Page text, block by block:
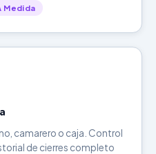
Medida
camarero o caja. Control
de cierres completo